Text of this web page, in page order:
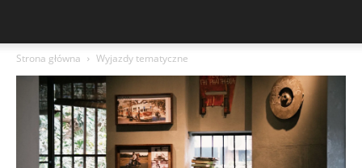
Strona główna Wyjazdy tematyczne